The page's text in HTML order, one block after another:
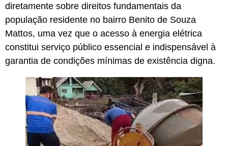
diretamente sobre direitos fundamentais da
população residente no bairro Benito de Souza
Mattos, uma vez que o acesso à energia elétrica
constitui serviço público essencial e indispensável à
garantia de condições mínimas de existência digna.